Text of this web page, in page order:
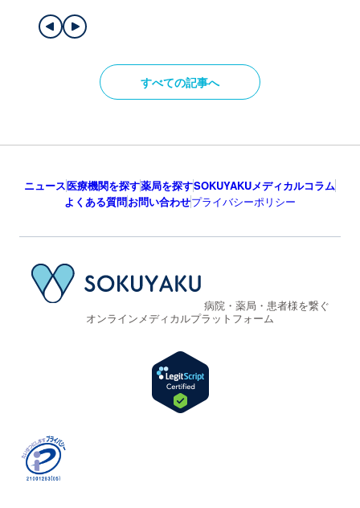
すべての記事へ
ニュース医療機関を探す薬局を探すSOKUYAKUメディカルコラム
よくある質問お問い合わせプライバシーポリシー
病院・薬局・患者様を繋ぐ
オンラインメディカルプラットフォーム